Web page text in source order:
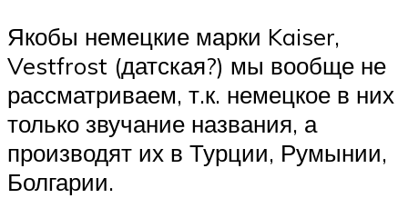
Якобы немецкие марки Kaiser,
Vestfrost (датская?) мы вообще не
рассматриваем, т.к. немецкое в них
только звучание названия, а
производят их в Турции, Румынии,
Болгарии.